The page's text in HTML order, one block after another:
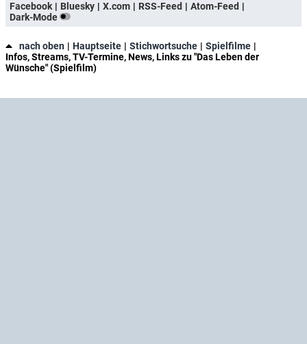
Facebook
Bluesky X.com RSS-Feed
Atom-Feed
Dark-Mode
nach oben Hauptseite Stichwortsuche
Spielfilme
Infos, Streams, TV-Termine, News, Links zu "Das Leben der
Wünsche" (Spielfilm)